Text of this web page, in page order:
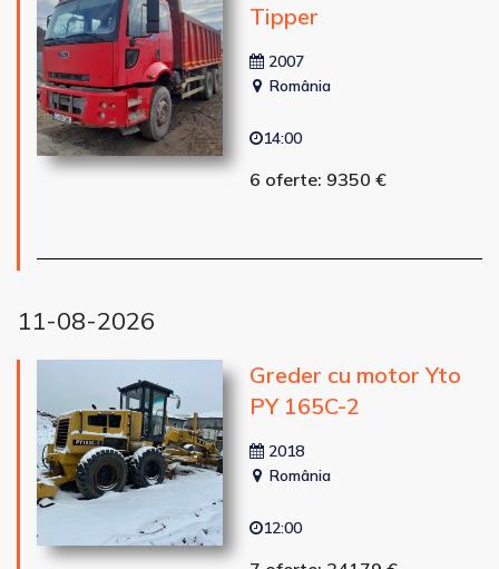
Tipper
2007
România
14:00
6 oferte: 9350 €
11-08-2026
Greder cu motor Yto
PY 165C-2
2018
România
12:00